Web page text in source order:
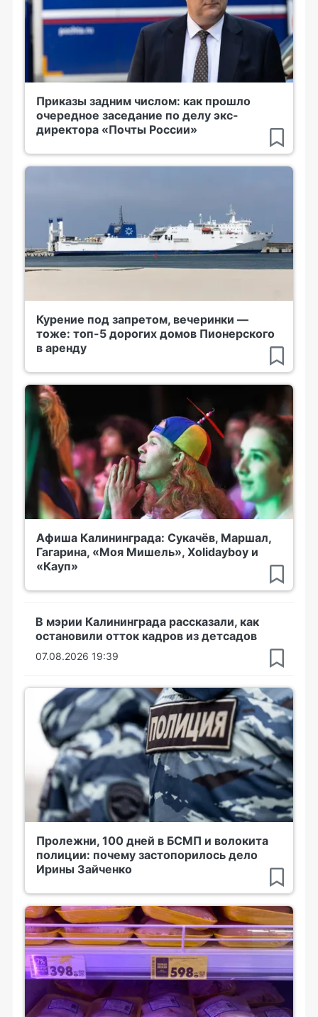
Приказы задним числом: как прошло
очередное заседание по делу экс-
директора «Почты России»
Курение под запретом, вечеринки —
тоже: топ-5 дорогих домов Пионерского
в аренду
Афиша Калининграда: Сукачёв, Маршал,
Гагарина, «Моя Мишель», Xolidayboy и
«Кауп»
В мэрии Калининграда рассказали, как
остановили отток кадров из детсадов
07.08.2026 19:39
Пролежни, 100 дней в БСМП и волокита
полиции: почему застопорилось дело
Ирины Зайченко